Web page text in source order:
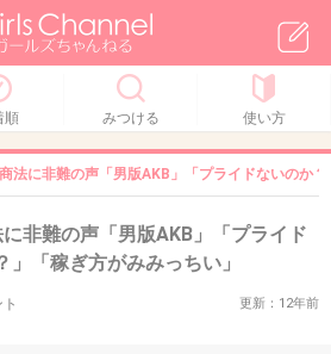
順 みつける 使い方
法に非難の声「男版AKB」「プライドないのか
に非難の声「男版AKB」「プライド
」「稼ぎ方がみみっちい」
更新：12年前